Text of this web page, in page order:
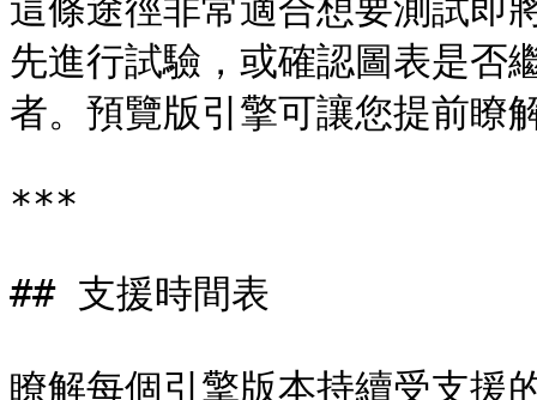
這條途徑非常適合想要測試即
先進行試驗，或確認圖表是
者。預覽版引擎可讓您提前
***
## 支援時間表
瞭解每個引擎版本持續受支援